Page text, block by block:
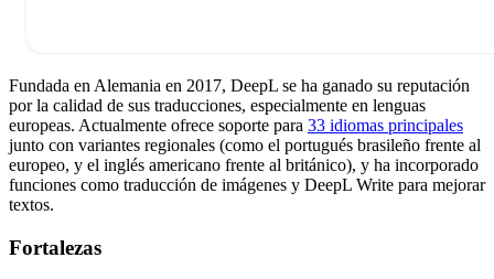
Fundada en Alemania en 2017, DeepL se ha ganado su reputación
por la calidad de sus traducciones, especialmente en lenguas
europeas. Actualmente ofrece soporte para 33 idiomas principales
junto con variantes regionales (como el portugués brasileño frente al
europeo, y el inglés americano frente al británico), y ha incorporado
funciones como traducción de imágenes y DeepL Write para mejorar
textos.
Fortalezas